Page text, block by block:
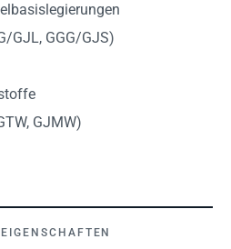
GJL, GGG/GJS)
GJMW)